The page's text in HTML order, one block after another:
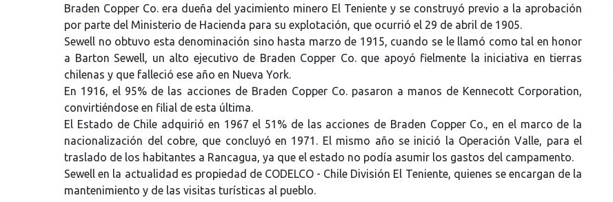
Braden Copper Co. era dueña del yacimiento minero El Teniente y se construyó previo a la aprobación
por parte del Ministerio de Hacienda para su explotación, que ocurrió el 29 de abril de 1905.
Sewell no obtuvo esta denominación sino hasta marzo de 1915, cuando se le llamó como tal en honor
a Barton Sewell, un alto ejecutivo de Braden Copper Co. que apoyó fielmente la iniciativa en tierras
chilenas y que falleció ese año en Nueva York.
En 1916, el 95% de las acciones de Braden Copper Co. pasaron a manos de Kennecott Corporation,
convirtiéndose en filial de esta última.
El Estado de Chile adquirió en 1967 el 51% de las acciones de Braden Copper Co., en el marco de la
nacionalización del cobre, que concluyó en 1971. El mismo año se inició la Operación Valle, para el
traslado de los habitantes a Rancagua, ya que el estado no podía asumir los gastos del campamento.
Sewell en la actualidad es propiedad de CODELCO - Chile División El Teniente, quienes se encargan de la
mantenimiento y de las visitas turísticas al pueblo.